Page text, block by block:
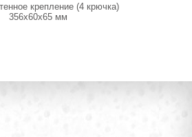
крепление (4 крючка)
356x60x65 мм